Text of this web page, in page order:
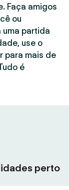
Faça amigos
ou
uma partida
use o
para mais de
é
perto